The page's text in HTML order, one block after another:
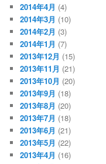
2014年4月 (4)
2014年3月 (10)
2014年2月 (3)
2014年1月 (7)
2013年12月 (15)
2013年11月 (21)
2013年10月 (20)
2013年9月 (18)
2013年8月 (20)
2013年7月 (18)
2013年6月 (21)
2013年5月 (22)
2013年4月 (16)